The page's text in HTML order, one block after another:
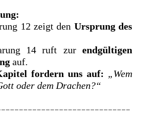
12 zeigt den Ursprung des
14 ruft zur endgültigen
auf.
fordern uns auf: „Wem
oder dem Drachen?“